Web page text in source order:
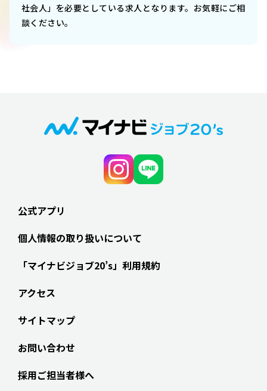
社会人」を必要としている求人となります。お気軽にご相
談ください。
公式アプリ
個人情報の取り扱いについて
「マイナビジョブ20’s」利用規約
アクセス
サイトマップ
お問い合わせ
採用ご担当者様へ